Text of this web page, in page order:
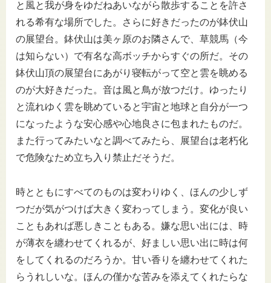
と風と我が身をゆだねあいながら散歩することを許さ
れる希有な場所でした。さらに好きだったのが鉢伏山
の展望台。鉢伏山は美ヶ原のお隣さんで、草競馬（今
は知らない）で有名な高ボッチからすぐの所だ。その
鉢伏山頂の展望台にあがり寝転がって空と雲を眺める
のが大好きだった。音は風と鳥が放つだけ。ゆったり
と流れゆく雲を眺めていると宇宙と地球と自分が一つ
になったような安心感や心地良さに包まれたものだ。
また行ってみたいなと調べてみたら、展望台は老朽化
で危険なため立ち入り禁止だそうだ。
時とともにすべてのものは変わりゆく、ほんの少しず
つだが気がつけば大きく変わってしまう。変化が良い
こともあれば悪しきこともある。嫌な思い出には、時
が薄衣を纏わせてくれるが、好ましい思い出に時は何
をしてくれるのだろうか。甘い香りを纏わせてくれた
らうれしいな。ほんの僅かな苦みを添えてくれたらな